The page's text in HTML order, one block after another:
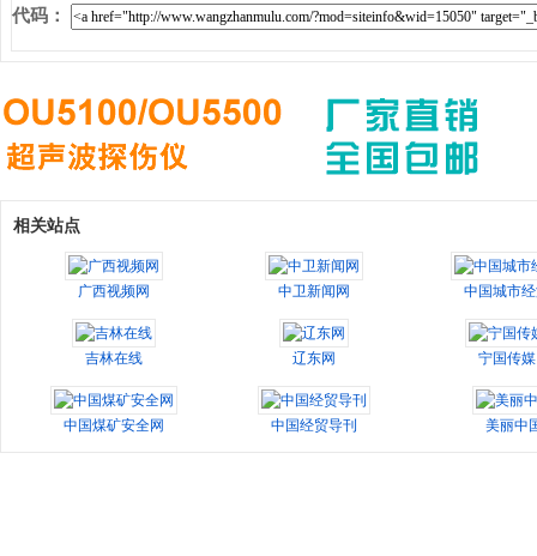
代码 ：
相关站点
广西视频网 中卫新闻网 中国城市
吉林在线 辽东网 宁国传
中国煤矿安全网 中国经贸导刊 美丽中